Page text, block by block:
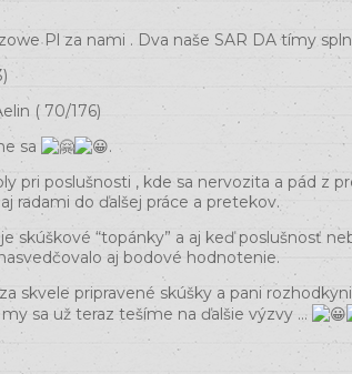
Pl za nami . Dva naše SAR DA tímy
( 70/176)
sa
.
pri poslušnosti , kde sa nervozita a pád
radami do ďalšej práce a pretekov.
skúškové “topánky” a aj keď poslušnosť
aj bodové hodnotenie.
skvele pripravené skúšky a pani
sa už teraz tešíme na ďalšie výzvy …